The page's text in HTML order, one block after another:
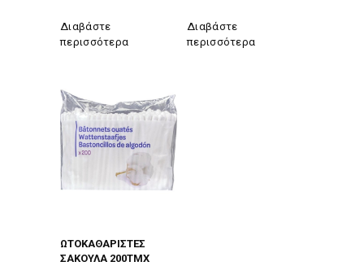
Διαβάστε
περισσότερα
Διαβάστε
περισσότερα
ΩΤΟΚΑΘΑΡΙΣΤΕΣ
ΣΑΚΟΥΛΑ 200ΤΜΧ